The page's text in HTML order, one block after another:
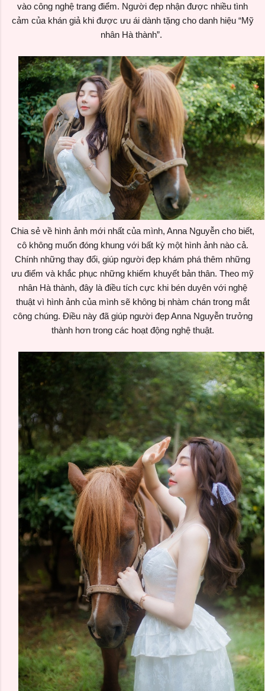
vào công nghệ trang điểm. Người đẹp nhận được nhiều tình
cảm của khán giả khi được ưu ái dành tặng cho danh hiệu “Mỹ
nhân Hà thành”.
Chia sẻ về hình ảnh mới nhất của mình, Anna Nguyễn cho biết,
cô không muốn đóng khung với bất kỳ một hình ảnh nào cả.
Chính những thay đổi, giúp người đẹp khám phá thêm những
ưu điểm và khắc phục những khiếm khuyết bản thân. Theo mỹ
nhân Hà thành, đây là điều tích cực khi bén duyên với nghệ
thuật vì hình ảnh của mình sẽ không bị nhàm chán trong mắt
công chúng. Điều này đã giúp người đẹp Anna Nguyễn trưởng
thành hơn trong các hoạt động nghệ thuật.